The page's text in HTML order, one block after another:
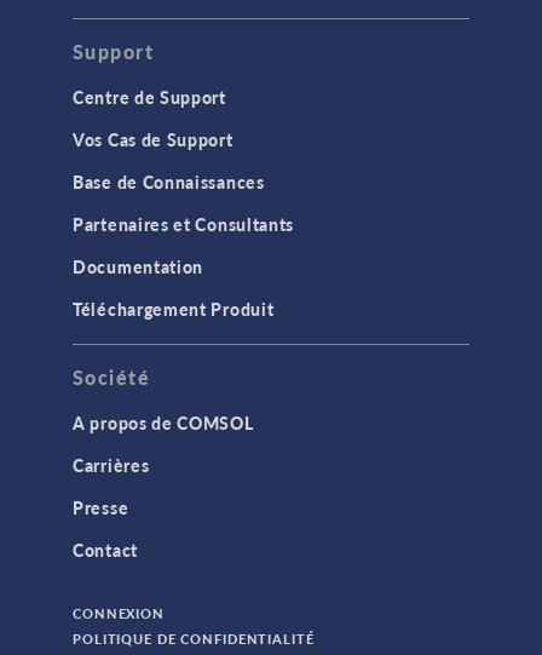
Support
Centre de Support
Vos Cas de Support
Base de Connaissances
Partenaires et Consultants
Documentation
Téléchargement Produit
Société
A propos de COMSOL
Carrières
Presse
Contact
CONNEXION
POLITIQUE DE CONFIDENTIALITÉ